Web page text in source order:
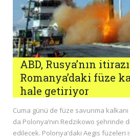
ABD, Rusya’nın
Romanya’daki füze
hale getiriyor
Cuma günü de füze savunma
da Polonya’nın Redzikowo şehrinde
edilecek. Polonya’daki Aegis füzeleri